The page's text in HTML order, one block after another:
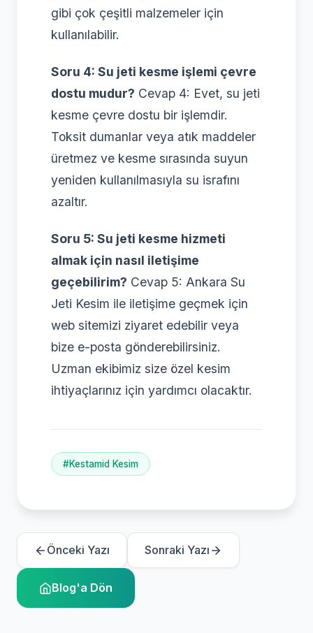
gibi çok çeşitli malzemeler için
kullanılabilir.
Soru 4: Su jeti kesme işlemi çevre
dostu mudur? Cevap 4: Evet, su jeti
kesme çevre dostu bir işlemdir.
Toksit dumanlar veya atık maddeler
üretmez ve kesme sırasında suyun
yeniden kullanılmasıyla su israfını
azaltır.
Soru 5: Su jeti kesme hizmeti
almak için nasıl iletişime
geçebilirim? Cevap 5: Ankara Su
Jeti Kesim ile iletişime geçmek için
web sitemizi ziyaret edebilir veya
bize e-posta gönderebilirsiniz.
Uzman ekibimiz size özel kesim
ihtiyaçlarınız için yardımcı olacaktır.
#Kestamid Kesim
Önceki Yazı Sonraki Yazı
Blog'a Dön